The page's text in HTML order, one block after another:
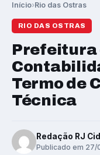
Início›Rio das Ostras
RIO DAS OSTRAS
Prefeitura
Termo de
Técnica
Redação RJ
Publicado em 27/